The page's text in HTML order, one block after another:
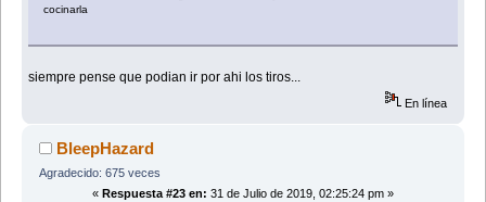
cocinarla
siempre pense que podian ir por ahi los tiros...
En línea
BleepHazard
Agradecido: 675 veces
« Respuesta #23 en: 31 de Julio de 2019, 02:25:24 pm »